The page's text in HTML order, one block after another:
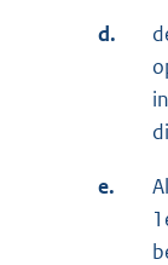
d.
e.